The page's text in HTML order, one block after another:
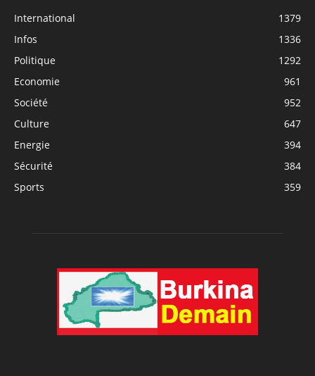
International
1379
Infos
1336
Politique
1292
Economie
961
Société
952
Culture
647
Energie
394
Sécurité
384
Sports
359